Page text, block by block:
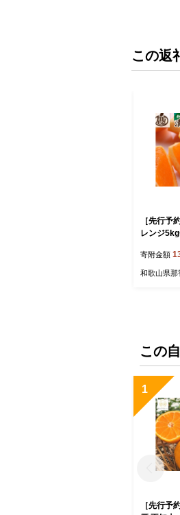
この返
［先行予
レンジ
荷］［樹
ンジ・清
寄附金額
和歌山県那
この
1
［先行予